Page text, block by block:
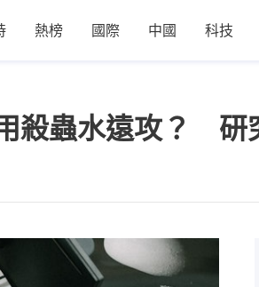
熱榜 國際 中國 科技
殺蟲水遠攻？